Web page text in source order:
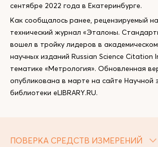
сентябре 2022 года в Екатеринбурге.
Как сообщалось ранее, рецензируемый
технический журнал «Эталоны.
вошел в тройку лидеров в
научных изданий Russian Science Citation
тематике «Метрология». Обновленная
опубликована в марте на сайте Научной
библиотеки eLIBRARY.RU.
ПОВЕРКА СРЕДСТВ ИЗМЕРЕНИЙ